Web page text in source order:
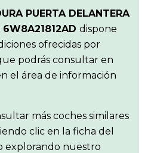
PUERTA DELANTERA
6W8A21812AD dispone
ofrecidas por
podrás consultar en
el área de información
más coches similares
clic en la ficha del
explorando nuestro